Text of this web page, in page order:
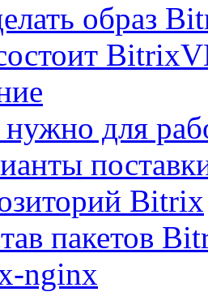
образ
для
Bitrix
пакетов
nginx